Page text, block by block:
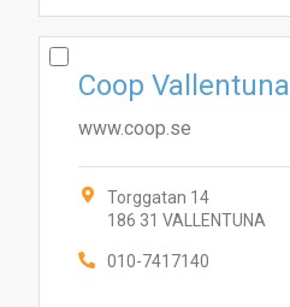
Coop Vallentuna
www.coop.se
Torggatan 14
186 31 VALLENTUNA
010-7417140